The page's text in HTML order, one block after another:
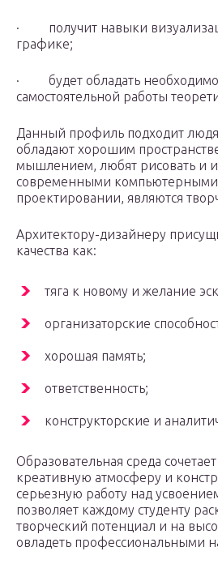
· получит навыки
графике;
· будет обладать
самостоятельной работы
Данный профиль подходит
обладают хорошим
мышлением, любят рисовать и
современными компьютерными
проектировании, являются
Архитектору-дизайнеру
качества как:
тяга к новому и желание
организаторские
хорошая память;
ответственность;
конструкторские и
Образовательная среда
креативную атмосферу и
серьезную работу над
позволяет каждому студенту
творческий потенциал и на
овладеть профессиональными